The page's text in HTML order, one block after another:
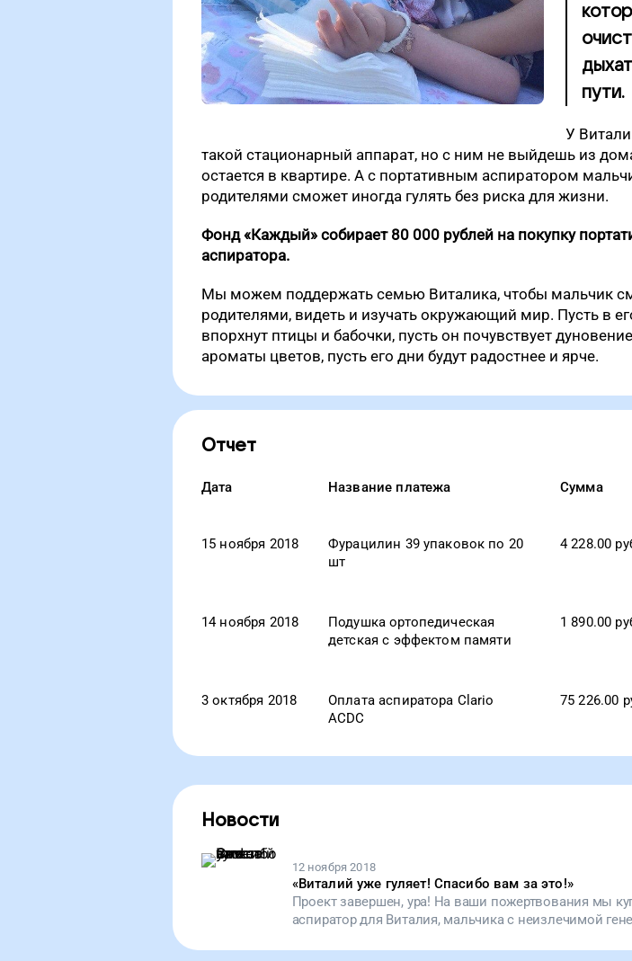
пути.
У
такой стационарный аппарат, но с ним не выйдешь из
остается в квартире. А с портативным аспиратором
родителями сможет иногда гулять без риска для жизни.
Фонд «Каждый» собирает 80 000 рублей на покупку
аспиратора.
Мы можем поддержать семью Виталика, чтобы мальчик
родителями, видеть и изучать окружающий мир. Пусть в
впорхнут птицы и бабочки, пусть он почувствует
ароматы цветов, пусть его дни будут радостнее и ярче.
Отчет
Дата Название платежа Сумма
15 ноября 2018
Фурацилин 39 упаковок по 20
шт
4 228.00
14 ноября 2018
Подушка ортопедическая
детская с эффектом памяти
1 890.00
3 октября 2018
Оплата аспиратора Clario
ACDC
75 226.00
Новости
12 ноября 2018
«Виталий уже гуляет! Спасибо вам за это!»
Проект завершен, ура! На ваши пожертвования мы
аспиратор для Виталия, мальчика с неизлечимой
свободнее и легче. Спасибо вам за это!